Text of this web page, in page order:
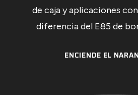
de caja y aplicaciones
diferencia del E85 de
ENCIENDE EL